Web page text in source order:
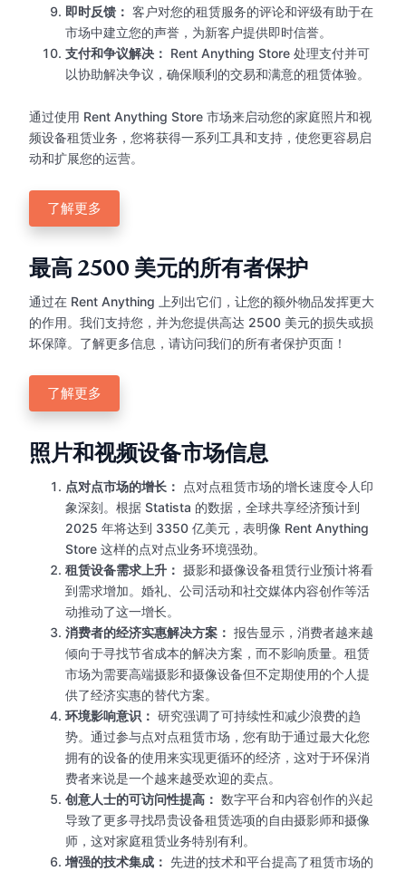
即时反馈： 客户对您的租赁服务的评论和评级有助于在
市场中建立您的声誉，为新客户提供即时信誉。
支付和争议解决： Rent Anything Store 处理支付并可
以协助解决争议，确保顺利的交易和满意的租赁体验。
通过使用 Rent Anything Store 市场来启动您的家庭照片和视
频设备租赁业务，您将获得一系列工具和支持，使您更容易启
动和扩展您的运营。
了解更多
最高 2500 美元的所有者保护
通过在 Rent Anything 上列出它们，让您的额外物品发挥更大
的作用。我们支持您，并为您提供高达 2500 美元的损失或损
坏保障。了解更多信息，请访问我们的所有者保护页面！
了解更多
照片和视频设备市场信息
点对点市场的增长：
点对点租赁市场的增长速度令人印
象深刻。根据 Statista 的数据，全球共享经济预计到
2025 年将达到 3350 亿美元，表明像 Rent Anything
Store 这样的点对点业务环境强劲。
租赁设备需求上升： 摄影和摄像设备租赁行业预计将看
到需求增加。婚礼、公司活动和社交媒体内容创作等活
动推动了这一增长。
消费者的经济实惠解决方案： 报告显示，消费者越来越
倾向于寻找节省成本的解决方案，而不影响质量。租赁
市场为需要高端摄影和摄像设备但不定期使用的个人提
供了经济实惠的替代方案。
环境影响意识： 研究强调了可持续性和减少浪费的趋
势。通过参与点对点租赁市场，您有助于通过最大化您
拥有的设备的使用来实现更循环的经济，这对于环保消
费者来说是一个越来越受欢迎的卖点。
创意人士的可访问性提高： 数字平台和内容创作的兴起
导致了更多寻找昂贵设备租赁选项的自由摄影师和摄像
师，这对家庭租赁业务特别有利。
增强的技术集成： 先进的技术和平台提高了租赁市场的